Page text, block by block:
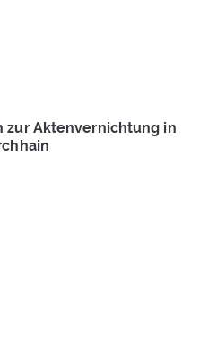
zur Aktenvernichtung in